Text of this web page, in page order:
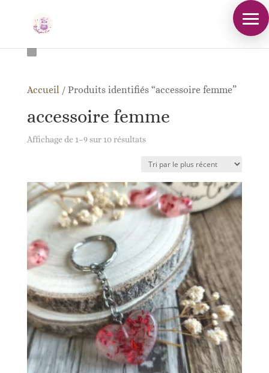
Accueil / Produits identifiés “accessoire femme”
accessoire femme
Affichage de 1–9 sur 10 résultatsTrié
plus
récent
au
plus
ancien